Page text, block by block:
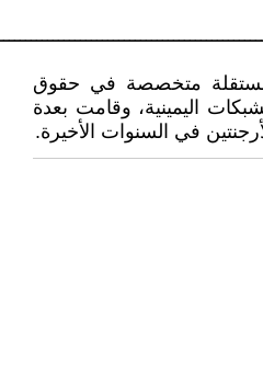
مستقلة متخصصة في حقوق
اليمينية، وقامت بعدة
في السنوات الأخيرة.